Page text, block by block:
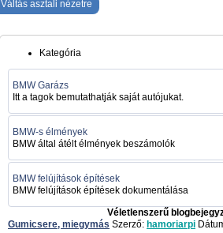
Váltás asztali nézetre
Kategória
BMW Garázs
Itt a tagok bemutathatják saját autójukat.
BMW-s élmények
BMW által átélt élmények beszámolók
BMW felújítások építések
BMW felújítások építések dokumentálása
Véletlenszerű
Gumicsere, miegymás Szerző: hamoriarpi